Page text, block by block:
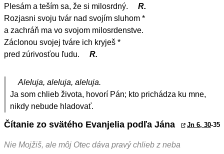
Plesám a teším sa, že si milosrdný.
R.
Rozjasni svoju tvár nad svojím sluhom *
a zachráň ma vo svojom milosrdenstve.
Záclonou svojej tváre ich kryješ *
pred zúrivosťou ľudu.
R.
Aleluja, aleluja, aleluja.
Ja som chlieb života, hovorí Pán; kto prichádza ku mne,
nikdy nebude hladovať.
Čítanie zo svätého Evanjelia podľa Jána Jn 6, 30-35
Nie Mojžiš, ale môj Otec dáva pravý chlieb z neba